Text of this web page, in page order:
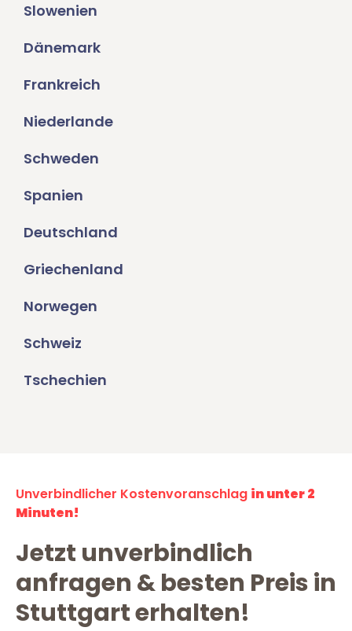
Slowenien
Dänemark
Frankreich
Niederlande
Schweden
Spanien
Deutschland
Griechenland
Norwegen
Schweiz
Tschechien
Unverbindlicher Kostenvoranschlag in unter 2
Minuten!
Jetzt unverbindlich
anfragen & besten Preis in
Stuttgart erhalten!